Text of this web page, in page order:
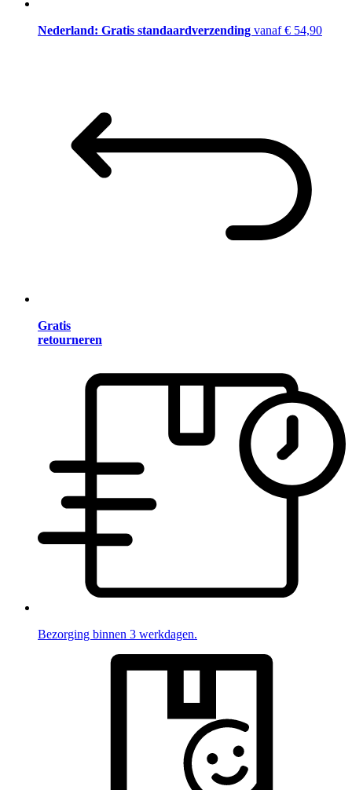
Nederland: Gratis standaardverzending vanaf € 54,90
Gratis
retourneren
Bezorging binnen 3 werkdagen.